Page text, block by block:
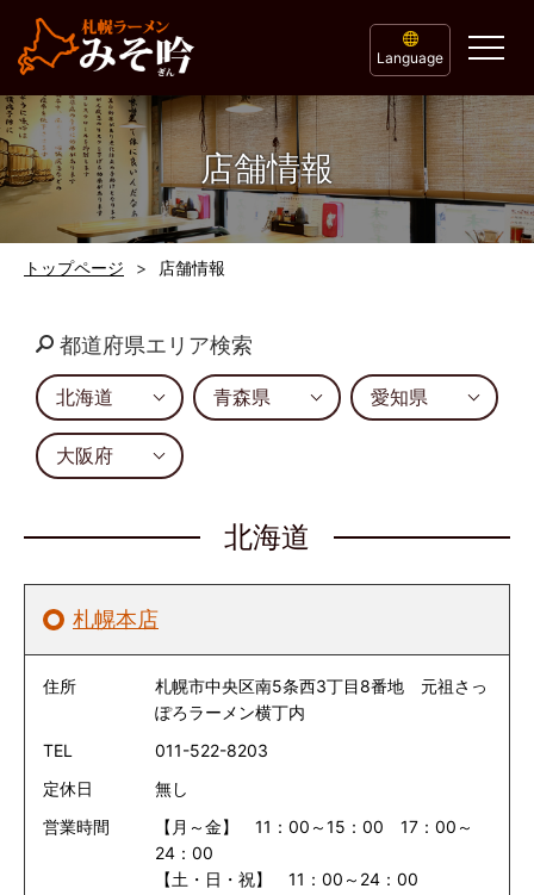
Language
店舗情報
トップページ 店舗情報
都道府県エリア検索
北海道 青森県 愛知県
大阪府
北海道
札幌本店
住所
札幌市中央区南5条西3丁目8番地 元祖さっ
ぽろラーメン横丁内
TEL
011-522-8203
定休日
無し
営業時間
【月～金】 11：00～15：00 17：00～
24：00
【土・日・祝】 11：00～24：00